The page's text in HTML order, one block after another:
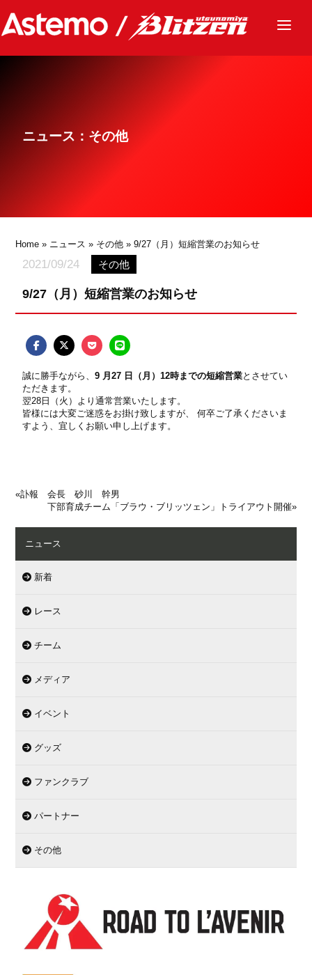
ニュース
グッズ
ニュース：その他
Home » ニュース » その他 » 9/27（月）短縮営業のお知らせ
2021/09/24 その他
9/27（月）短縮営業のお知らせ
誠に勝手ながら、9 月27 日（月）12時までの短縮営業とさせてい
ただきます。
翌28日（火）より通常営業いたします。
皆様には大変ご迷惑をお掛け致しますが、 何卒ご了承くださいま
すよう、宜しくお願い申し上げます。
«訃報 会長 砂川 幹男
下部育成チーム「ブラウ・ブリッツェン」トライアウト開催»
ニュース
新着
レース
チーム
メディア
イベント
グッズ
ファンクラブ
パートナー
その他